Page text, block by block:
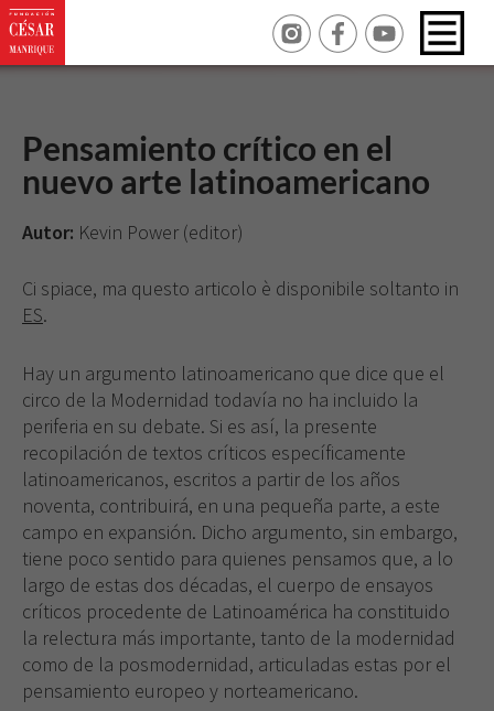
Pensamiento crítico en el
nuevo arte latinoamericano
Autor: Kevin Power (editor)
Ci spiace, ma questo articolo è disponibile soltanto in
ES.
Hay un argumento latinoamericano que dice que el
circo de la Modernidad todavía no ha incluido la
periferia en su debate. Si es así, la presente
recopilación de textos críticos específicamente
latinoamericanos, escritos a partir de los años
noventa, contribuirá, en una pequeña parte, a este
campo en expansión. Dicho argumento, sin embargo,
tiene poco sentido para quienes pensamos que, a lo
largo de estas dos décadas, el cuerpo de ensayos
críticos procedente de Latinoamérica ha constituido
la relectura más importante, tanto de la modernidad
como de la posmodernidad, articuladas estas por el
pensamiento europeo y norteamericano.